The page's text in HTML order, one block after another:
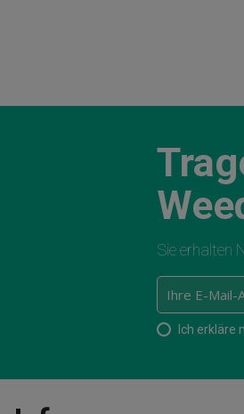
Sie erhalten
Ich erkläre